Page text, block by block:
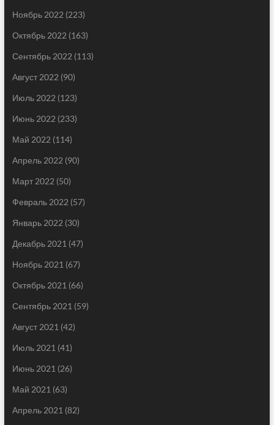
Ноябрь 2022 (223)
Октябрь 2022 (163)
Сентябрь 2022 (113)
Август 2022 (90)
Июль 2022 (123)
Июнь 2022 (233)
Май 2022 (114)
Апрель 2022 (90)
Март 2022 (50)
Февраль 2022 (57)
Январь 2022 (30)
Декабрь 2021 (47)
Ноябрь 2021 (67)
Октябрь 2021 (66)
Сентябрь 2021 (59)
Август 2021 (42)
Июль 2021 (41)
Июнь 2021 (26)
Май 2021 (63)
Апрель 2021 (82)